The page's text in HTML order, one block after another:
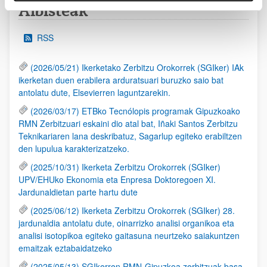
Albisteak
RSS
(2026/05/21) Ikerketako Zerbitzu Orokorrek (SGIker) IAk
ikerketan duen erabilera arduratsuari buruzko saio bat
antolatu dute, Elsevierren laguntzarekin.
(2026/03/17) ETBko Tecnólopis programak Gipuzkoako
RMN Zerbitzuari eskaini dio atal bat, Iñaki Santos Zerbitzu
Teknikariaren lana deskribatuz, Sagarlup egiteko erabiltzen
den lupulua karakterizatzeko.
(2025/10/31) Ikerketa Zerbitzu Orokorrek (SGIker)
UPV/EHUko Ekonomia eta Enpresa Doktoregoen XI.
Jardunaldietan parte hartu dute
(2025/06/12) Ikerketa Zerbitzu Orokorrek (SGIker) 28.
jardunaldia antolatu dute, oinarrizko analisi organikoa eta
analisi isotopikoa egiteko gaitasuna neurtzeko saiakuntzen
emaitzak eztabaidatzeko